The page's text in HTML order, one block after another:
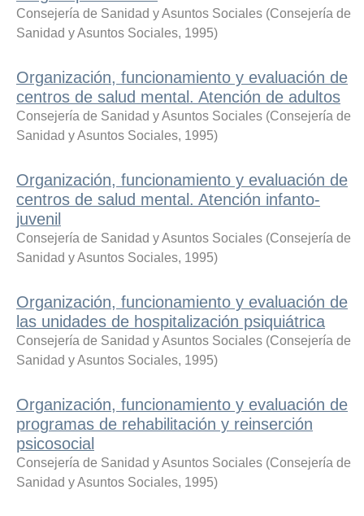
Consejería de Sanidad y Asuntos Sociales (Consejería de
Sanidad y Asuntos Sociales, 1995)
Organización, funcionamiento y evaluación de
centros de salud mental. Atención de adultos
Consejería de Sanidad y Asuntos Sociales (Consejería de
Sanidad y Asuntos Sociales, 1995)
Organización, funcionamiento y evaluación de
centros de salud mental. Atención infanto-
juvenil
Consejería de Sanidad y Asuntos Sociales (Consejería de
Sanidad y Asuntos Sociales, 1995)
Organización, funcionamiento y evaluación de
las unidades de hospitalización psiquiátrica
Consejería de Sanidad y Asuntos Sociales (Consejería de
Sanidad y Asuntos Sociales, 1995)
Organización, funcionamiento y evaluación de
programas de rehabilitación y reinserción
psicosocial
Consejería de Sanidad y Asuntos Sociales (Consejería de
Sanidad y Asuntos Sociales, 1995)